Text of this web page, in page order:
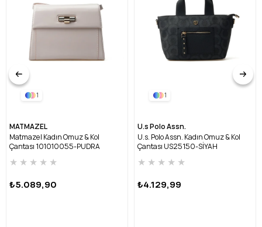
1
MATMAZEL
Matmazel Kadın Omuz & Kol
Çantası 101010055-PUDRA
★ ★ ★ ★ ★
₺5.089,90
1
U.s Polo Assn.
U.s. Polo Assn. Kadın Omuz & Kol
Çantası US25150-SİYAH
★ ★ ★ ★ ★
₺4.129,99